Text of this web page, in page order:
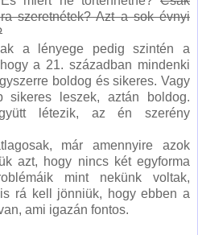
szeretnétek? Azt a sok évnyi
a lényege pedig szintén a
a 21. században mindenki
boldog és sikeres. Vagy
sikeres leszek, aztán boldog.
létezik, az én szerény
már amennyire azok
azt, hogy nincs két egyforma
mint nekünk voltak,
rá kell jönniük, hogy ebben a
ami igazán fontos.